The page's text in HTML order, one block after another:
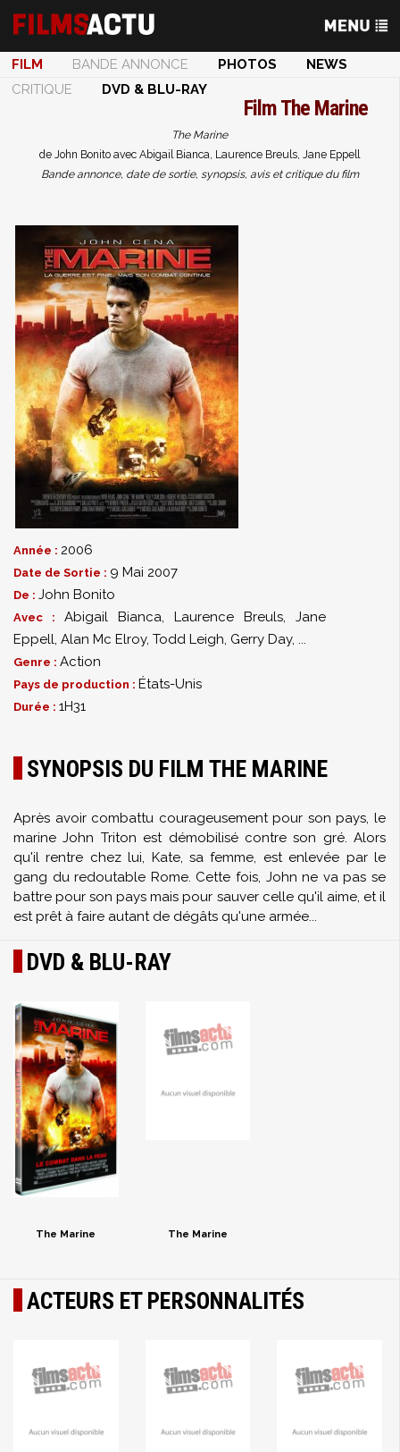
FILM BANDE ANNONCE PHOTOS
NEWS
CRITIQUE
DVD & BLU-RAY
FilmThe Marine
The Marine
de John Bonito avec Abigail Bianca, Laurence Breuls, Jane Eppell
Bande annonce, date de sortie, synopsis, avis et critique du film
Année : 2006
Date de Sortie : 9 Mai 2007
De : John Bonito
Avec : Abigail Bianca, Laurence Breuls, Jane
Eppell, Alan Mc Elroy, Todd Leigh, Gerry Day, ...
Genre : Action
Pays de production : États-Unis
Durée : 1H31
SYNOPSIS DU FILM THE MARINE
Après avoir combattu courageusement pour son pays, le
marine John Triton est démobilisé contre son gré. Alors
qu'il rentre chez lui, Kate, sa femme, est enlevée par le
gang du redoutable Rome. Cette fois, John ne va pas se
battre pour son pays mais pour sauver celle qu'il aime, et il
est prêt à faire autant de dégâts qu'une armée...
DVD & BLU-RAY
The Marine The Marine
ACTEURS ET PERSONNALITÉS